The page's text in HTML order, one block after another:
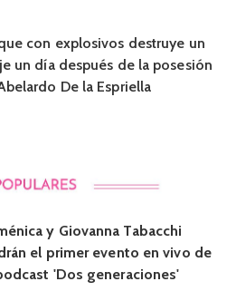
con explosivos destruye un
un día después de la posesión
De la Espriella
y Giovanna Tabacchi
el primer evento en vivo de
'Dos generaciones'